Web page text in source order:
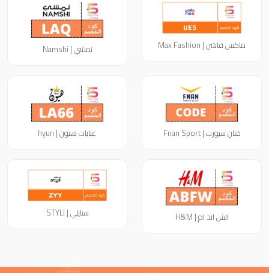
ماكس فاشن | Max Fashion نمشي | Namshi
فنان سبورت | Fnan Sport عبايات هيون | hyun
اتش اند ام | H&M ستايلي | STYLI